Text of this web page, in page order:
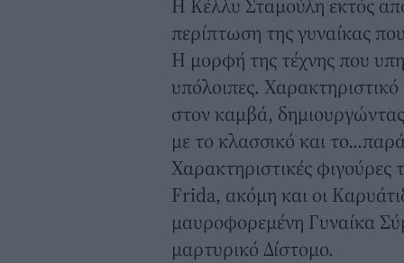
Η Κέλλυ Σταμούλη εκτός
περίπτωση της γυναίκας
Η μορφή της τέχνης που
υπόλοιπες. Χαρακτηριστικό
στον καμβά,
με το κλασσικό και
Χαρακτηριστικές
Frida, ακόμη και οι
μαυροφορεμένη Γυναίκα
μαρτυρικό Δίστομο.